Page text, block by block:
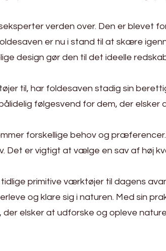
verden over. Den er blevet
er nu i stand til at skære
design gør den til det ideelle
til, har foldesaven stadig sin
følgesvend for dem, der elsker
forskellige behov og
Det er vigtigt at vælge en sav af høj
primitive værktøjer til dagens
og klare sig i naturen. Med sin
elsker at udforske og opleve